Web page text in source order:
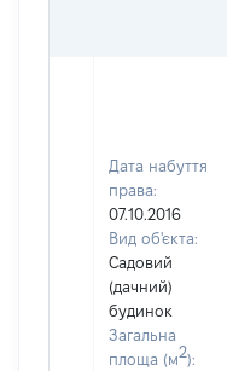
Дата набуття
права:
07.10.2016
Вид об'єкта:
Садовий
(дачний)
будинок
Загальна
площа (м2):